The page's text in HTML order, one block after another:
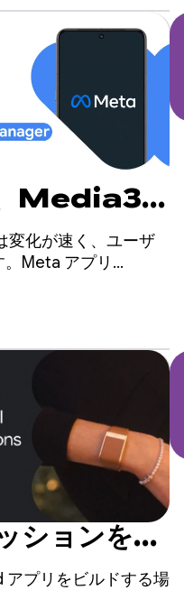
Media3
を使用
し、ユー
ントを高め
変化が速く、ユーザ
Meta アプリ
世界最大級のソーシ
部分
ョンを
方法
アプリをビルドする場